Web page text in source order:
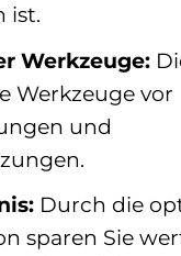
ist.
Werkzeuge:
Werkzeuge vor
und
Durch die
sparen Sie